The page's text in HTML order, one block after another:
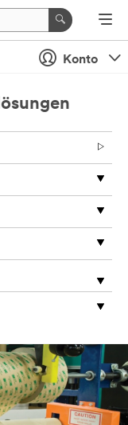
Konto